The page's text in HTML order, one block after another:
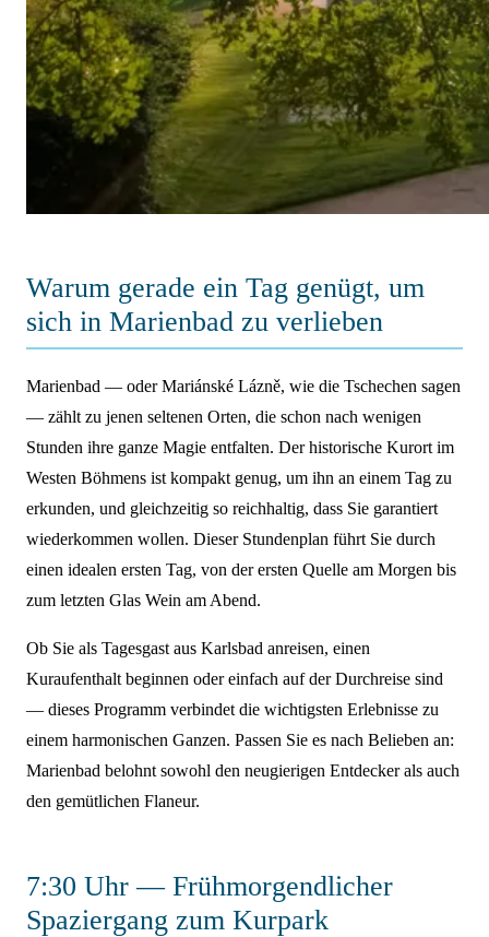
Warum gerade ein Tag genügt, um
sich in Marienbad zu verlieben
Marienbad — oder Mariánské Lázně, wie die Tschechen sagen
— zählt zu jenen seltenen Orten, die schon nach wenigen
Stunden ihre ganze Magie entfalten. Der historische Kurort im
Westen Böhmens ist kompakt genug, um ihn an einem Tag zu
erkunden, und gleichzeitig so reichhaltig, dass Sie garantiert
wiederkommen wollen. Dieser Stundenplan führt Sie durch
einen idealen ersten Tag, von der ersten Quelle am Morgen bis
zum letzten Glas Wein am Abend.
Ob Sie als Tagesgast aus Karlsbad anreisen, einen
Kuraufenthalt beginnen oder einfach auf der Durchreise sind
— dieses Programm verbindet die wichtigsten Erlebnisse zu
einem harmonischen Ganzen. Passen Sie es nach Belieben an:
Marienbad belohnt sowohl den neugierigen Entdecker als auch
den gemütlichen Flaneur.
7:30 Uhr — Frühmorgendlicher
Spaziergang zum Kurpark